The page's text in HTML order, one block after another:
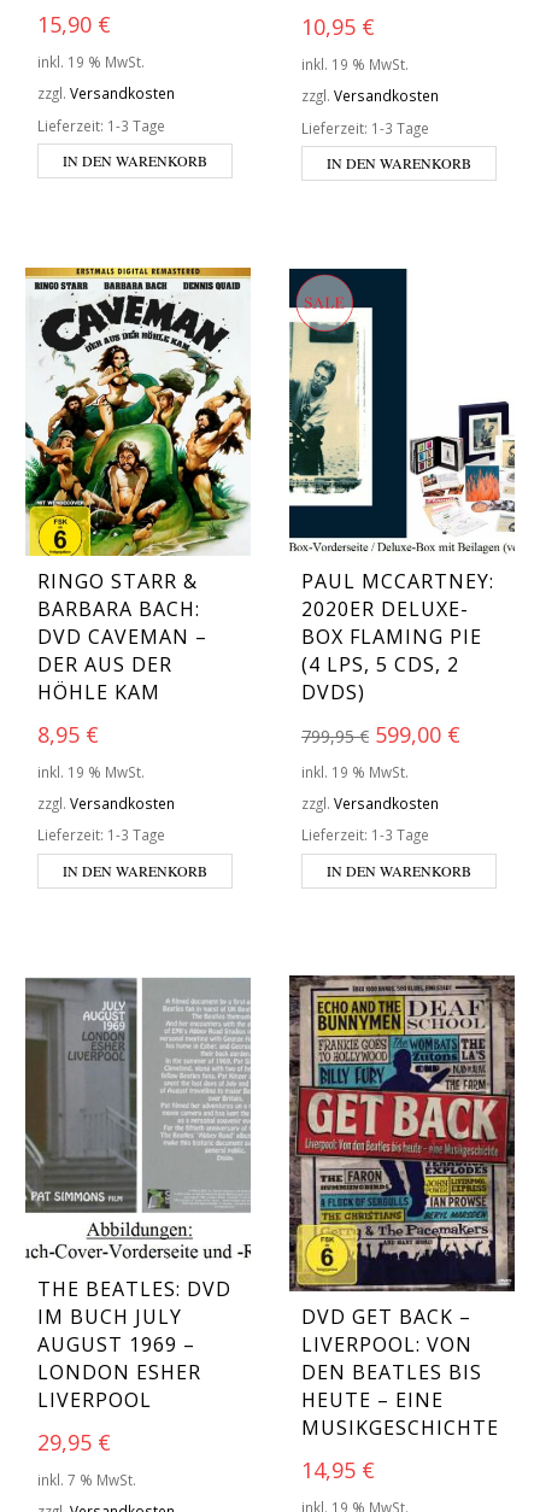
15,90 €
inkl. 19 % MwSt.
zzgl. Versandkosten
Lieferzeit: 1-3 Tage
IN DEN WARENKORB
10,95 €
inkl. 19 % MwSt.
zzgl. Versandkosten
Lieferzeit: 1-3 Tage
IN DEN WARENKORB
RINGO STARR &
BARBARA BACH:
DVD CAVEMAN –
DER AUS DER
HÖHLE KAM
8,95 €
inkl. 19 % MwSt.
zzgl. Versandkosten
Lieferzeit: 1-3 Tage
IN DEN WARENKORB
PAUL MCCARTNEY:
2020ER DELUXE-
BOX FLAMING PIE
(4 LPS, 5 CDS, 2
DVDS)
799,95€ Ursprünglicher
599,00 €
inkl. 19 % MwSt.
zzgl. Versandkosten
Lieferzeit: 1-3 Tage
IN DEN WARENKORB
THE BEATLES: DVD
IM BUCH JULY
AUGUST 1969 –
LONDON ESHER
LIVERPOOL
29,95 €
inkl. 7 % MwSt.
DVD GET BACK –
LIVERPOOL: VON
DEN BEATLES BIS
HEUTE – EINE
MUSIKGESCHICHTE
14,95 €
inkl. 19 % MwSt.